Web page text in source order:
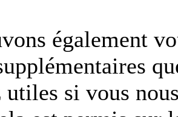
également
si vous